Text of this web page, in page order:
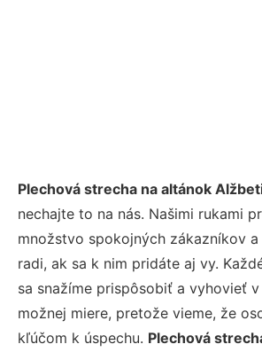
Plechová strecha na altánok
nechajte to na nás. Našimi rukami
množstvo spokojných zákazníkov
radi, ak sa k nim pridáte aj vy.
sa snažíme prispôsobiť a vyhovieť v
možnej miere, pretože vieme, že
kľúčom k úspechu. Plechová